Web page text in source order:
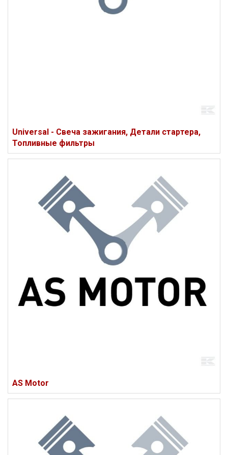
Universal - Свеча зажигания, Детали стартера,
Топливные фильтры
AS Motor